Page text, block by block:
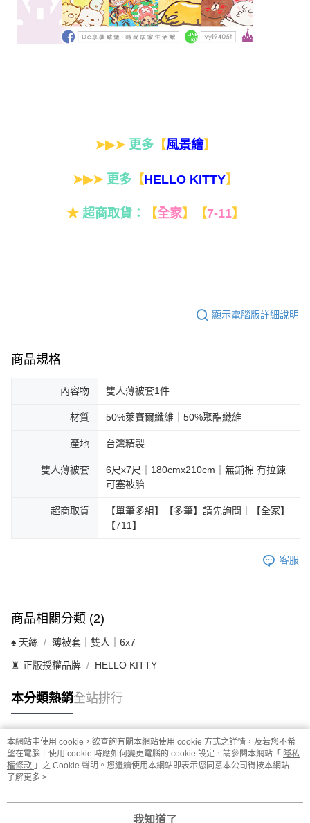
➤▶➤ 更多【風景繪】
➤▶➤ 更多【HELLO KITTY】
★ 超商取貨： 【全家】 【7-11】
顯示電腦版詳細說明
商品規格
內容物 雙人薄被套1件
材質 50℅萊賽爾纖維｜50℅聚酯纖維
產地 台灣精製
雙人薄被套
6尺x7尺｜180cmx210cm｜無鋪棉 有拉鍊
可塞被胎
超商取貨
【單筆多組】【多筆】請先詢問｜【全家】
【711】
客服
商品相關分類 (2)
♠ 天絲 薄被套｜雙人｜6x7
♜ 正版授權品牌 HELLO KITTY
本分類熱銷全站排行
熱門標籤
本網站中使用 cookie，欲查詢有關本網站使用 cookie 方式之詳情，及若您不希
望在電腦上使用 cookie 時應如何變更電腦的 cookie 設定，請參閱本網站「 隱私
權條款 」之 Cookie 聲明。您繼續使用本網站即表示您同意本公司得按本網站使
用條款之 Cookie 聲明使用 cookie。
了解更多 >
我知道了